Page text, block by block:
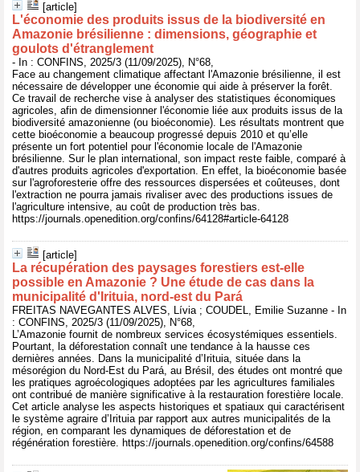
[article]
L'économie des produits issus de la biodiversité en
Amazonie brésilienne : dimensions, géographie et
goulots d'étranglement
- In : CONFINS, 2025/3 (11/09/2025), N°68,
Face au changement climatique affectant l'Amazonie brésilienne, il est
nécessaire de développer une économie qui aide à préserver la forêt.
Ce travail de recherche vise à analyser des statistiques économiques
agricoles, afin de dimensionner l'économie liée aux produits issus de la
biodiversité amazonienne (ou bioéconomie). Les résultats montrent que
cette bioéconomie a beaucoup progressé depuis 2010 et qu’elle
présente un fort potentiel pour l'économie locale de l'Amazonie
brésilienne. Sur le plan international, son impact reste faible, comparé à
d'autres produits agricoles d'exportation. En effet, la bioéconomie basée
sur l'agroforesterie offre des ressources dispersées et coûteuses, dont
l'extraction ne pourra jamais rivaliser avec des productions issues de
l'agriculture intensive, au coût de production très bas.
https://journals.openedition.org/confins/64128#article-64128
[article]
La récupération des paysages forestiers est-elle
possible en Amazonie ? Une étude de cas dans la
municipalité d'Irituia, nord-est du Pará
FREITAS NAVEGANTES ALVES, Lívia ; COUDEL, Emilie Suzanne - In
: CONFINS, 2025/3 (11/09/2025), N°68,
L’Amazonie fournit de nombreux services écosystémiques essentiels.
Pourtant, la déforestation connaît une tendance à la hausse ces
dernières années. Dans la municipalité d’Irituia, située dans la
mésorégion du Nord-Est du Pará, au Brésil, des études ont montré que
les pratiques agroécologiques adoptées par les agricultures familiales
ont contribué de manière significative à la restauration forestière locale.
Cet article analyse les aspects historiques et spatiaux qui caractérisent
le système agraire d’Irituia par rapport aux autres municipalités de la
région, en comparant les dynamiques de déforestation et de
régénération forestière. https://journals.openedition.org/confins/64588